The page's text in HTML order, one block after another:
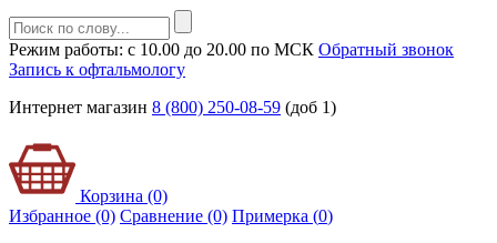
Режим работы: с 10.00 до 20.00 по МСК Обратный звонок
Запись к офтальмологу
Интернет магазин 8 (800) 250-08-59 (доб 1)
Корзина (0)
Избранное (0) Сравнение (0) Примерка (0)